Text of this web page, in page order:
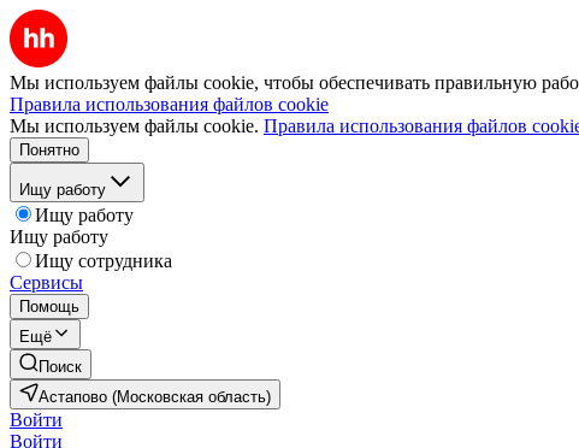
Мы используем файлы cookie, чтобы обеспечивать правильную
Правила использования файлов cookie
Мы используем файлы cookie. Правила использования файлов
Понятно
Ищу работу
Ищу работу
Ищу работу
Ищу сотрудника
Сервисы
Помощь
Ещё
Поиск
Астапово (Московская область)
Войти
Войти